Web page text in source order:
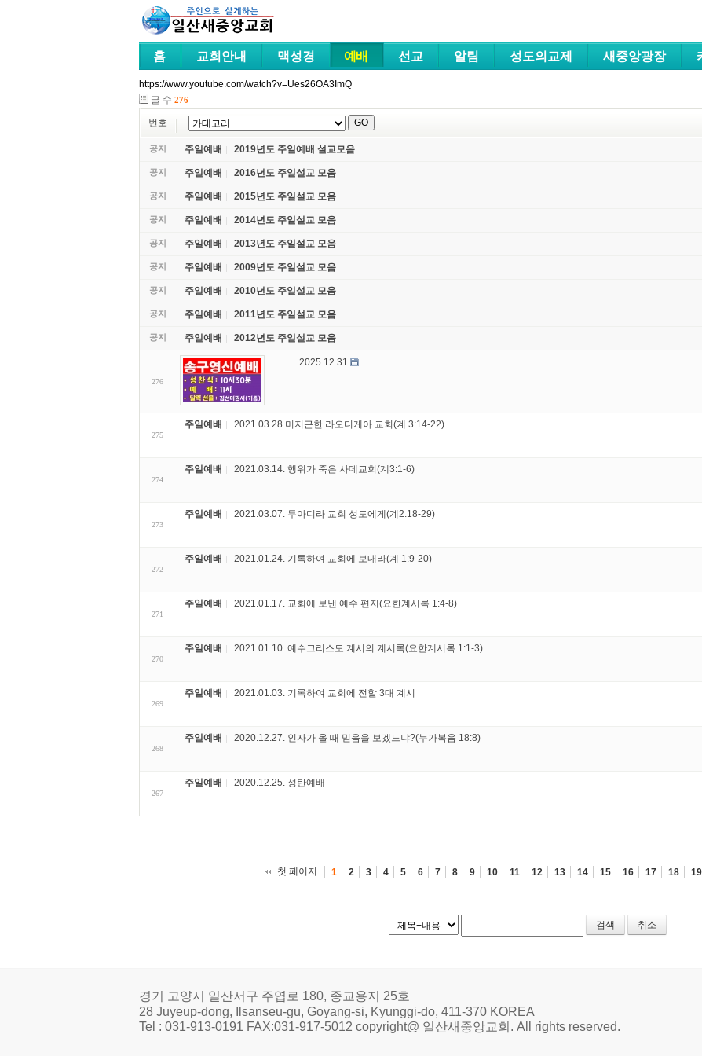
홈 교회안내 맥성경 예배 선교 알림 성도의교제 새중앙광장
https://www.youtube.com/watch?v=Ues26OA3ImQ
글 수 276
번호
공지 주일예배 2019년도 주일예배 설교모음
공지 주일예배 2016년도 주일설교 모음
공지 주일예배 2015년도 주일설교 모음
공지 주일예배 2014년도 주일설교 모음
공지 주일예배 2013년도 주일설교 모음
공지 주일예배 2009년도 주일설교 모음
공지 주일예배 2010년도 주일설교 모음
공지 주일예배 2011년도 주일설교 모음
공지 주일예배 2012년도 주일설교 모음
276
2025.12.31
275
주일예배 2021.03.28 미지근한 라오디게아 교회(계 3:14-22)
274
주일예배 2021.03.14. 행위가 죽은 사데교회(계3:1-6)
273
주일예배 2021.03.07. 두아디라 교회 성도에게(계2:18-29)
272
주일예배 2021.01.24. 기록하여 교회에 보내라(계 1:9-20)
271
주일예배 2021.01.17. 교회에 보낸 예수 편지(요한계시록 1:4-8)
270
주일예배 2021.01.10. 예수그리스도 계시의 계시록(요한계시록 1:1-3)
269
주일예배 2021.01.03. 기록하여 교회에 전할 3대 계시
268
주일예배 2020.12.27. 인자가 올 때 믿음을 보겠느냐?(누가복음 18:8)
267
주일예배 2020.12.25. 성탄예배
첫 페이지 1 2 3 4 5 6 7 8 9 10 11 12 13 14 15 16 17 18 19
취소
경기 고양시 일산서구 주엽로 180, 종교용지 25호
28 Juyeup-dong, Ilsanseu-gu, Goyang-si, Kyunggi-do, 411-370 KOREA
Tel : 031-913-0191 FAX:031-917-5012 copyright@ 일산새중앙교회. All rights reserved.